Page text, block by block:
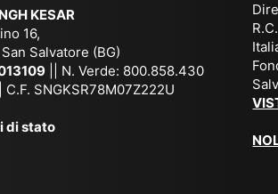
KESAR
16,
Salvatore (BG)
|| N. Verde: 800.858.430
C.F. SNGKSR78M07Z222U
di stato